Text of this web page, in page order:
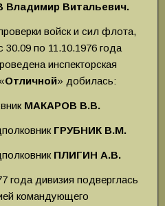
Витальевич.
войск и сил флота,
по 11.10.1976 года
инспекторская
Отличной» добилась:
МАКАРОВ В.В.
ГРУБНИК В.М.
ПЛИГИН А.В.
года дивизия подверглась
командующего